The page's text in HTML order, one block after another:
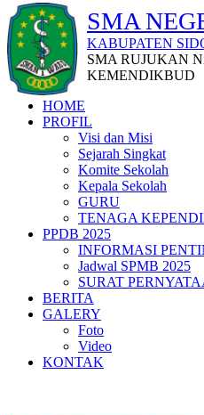
SMA
KABUPATEN
SMA RUJUKAN
KEMENDIKBUD
HOME
PROFIL
Visi dan Misi
Sejarah Singkat
Komite Sekolah
Kepala Sekolah
GURU
TENAGA
PPDB 2025
INFORMASI
Jadwal SPMB 2025
SURAT
BERITA
GALERY
Foto
Video
KONTAK